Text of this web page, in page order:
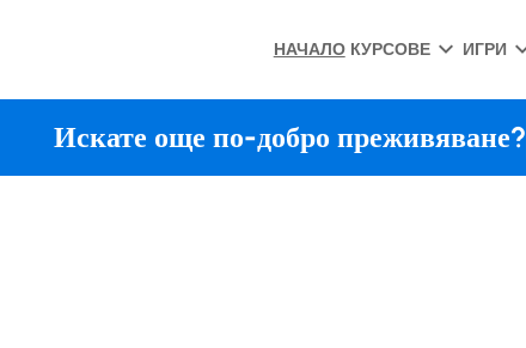
НАЧАЛО КУРСОВЕ ИГРИ
Искате още по-добро преживяване?